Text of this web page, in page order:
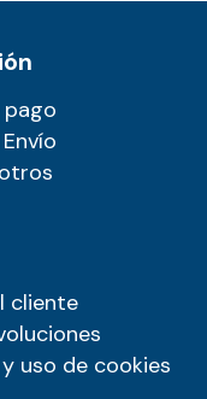
pago
cliente
uso de cookies